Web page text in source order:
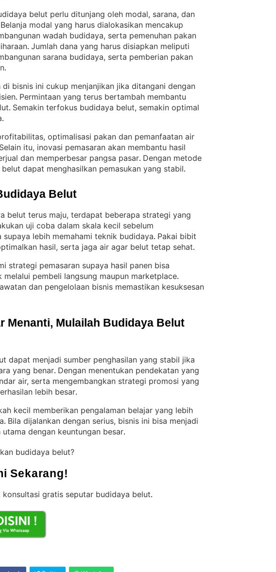
belut perlu ditunjang oleh modal, sarana, dan
Belanja modal yang harus dialokasikan mencakup
wadah budidaya, serta pemenuhan pakan
. Jumlah dana yang harus disiapkan meliputi
sarana budidaya, serta pemberian pakan
.
di bisnis ini cukup menjanjikan jika ditangani dengan
. Permintaan yang terus bertambah membantu
. Semakin terfokus budidaya belut, semakin optimal
.
optimalisasi pakan dan pemanfaatan air
Selain itu, inovasi pemasaran akan membantu hasil
dan memperbesar pangsa pasar. Dengan metode
dapat menghasilkan pemasukan yang stabil.
Belut
belut terus maju, terdapat beberapa strategi yang
uji coba dalam skala kecil sebelum
supaya lebih memahami teknik budidaya. Pakai bibit
hasil, serta jaga air agar belut tetap sehat.
strategi pemasaran supaya hasil panen bisa
melalui pembeli langsung maupun marketplace
dan pengelolaan bisnis memastikan kesuksesan
Menanti, Mulailah Budidaya Belut
dapat menjadi sumber penghasilan yang stabil jika
yang benar. Dengan menentukan pendekatan yang
air, serta mengembangkan strategi promosi yang
lebih besar.
kecil memberikan pengalaman belajar yang lebih
. Bila dijalankan dengan serius, bisnis ini bisa menjadi
dengan keuntungan besar.
budidaya belut?
Sekarang!
konsultasi gratis seputar budidaya belut.